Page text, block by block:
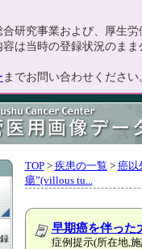
研究事業および、厚生
は当時の登録状況のま
までお問い合わせください
TOP> 疾患の一覧 > 癌以
瘍”(villous tu...
早期癌を伴った
症例提示(所在地,